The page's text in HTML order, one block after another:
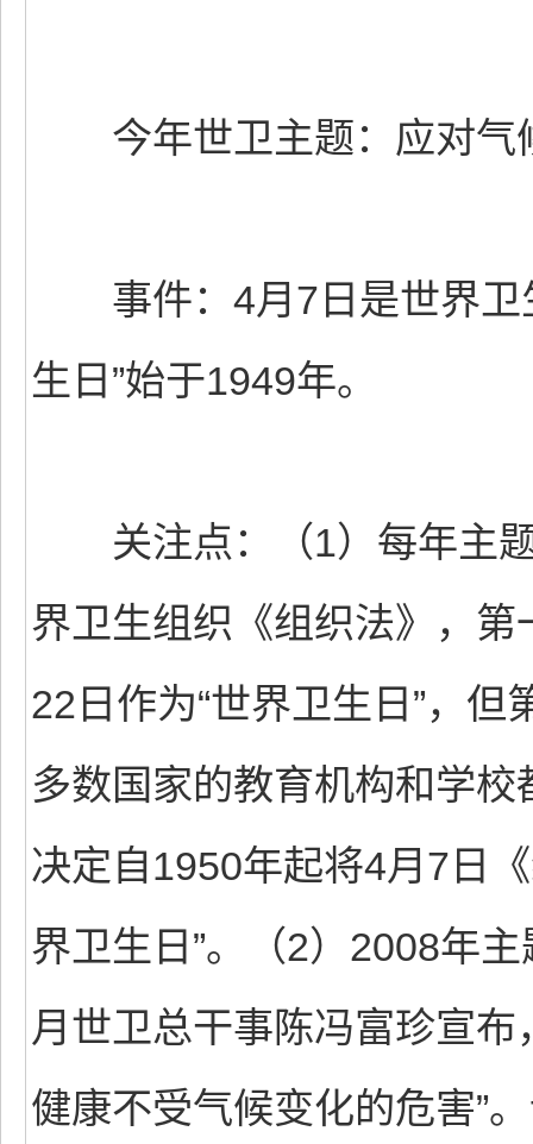
今年世卫主题：应对气
事件：4月7日是世界卫
生日”始于1949年。
关注点：（1）每年主题
界卫生组织《组织法》，
22日作为“世界卫生日”，
多数国家的教育机构和学
决定自1950年起将4月7日
界卫生日”。（2）2008年
月世卫总干事陈冯富珍宣布
健康不受气候变化的危害”